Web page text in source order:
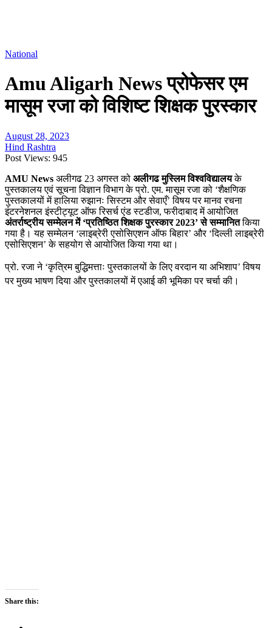
National
Amu Aligarh News प्रोफेसर एम
मासूम रजा को विशिष्ट शिक्षक पुरस्कार
August 28, 2023
Hind Rashtra
Post Views: 945
AMU News अलीगढ 23 अगस्त को अलीगढ मुस्लिम विश्वविद्यालयके
पुस्तकालय एवं सूचना विज्ञान विभाग के प्रो. एम. मासूम रजा को ‘शैक्षणिक
पुस्तकालयों में हालिया रुझानः सिस्टम और सेवाएँ’ विषय पर मानव रचना
इंटरनेशनल इंस्टीट्यूट ऑफ रिसर्च एंड स्टडीज, फरीदाबाद में आयोजित
अंतर्राष्ट्रीय सम्मेलन में ‘प्रतिष्ठित शिक्षक पुरस्कार 2023’से सम्मानितकिया
गया है। यह सम्मेलन ‘लाइब्रेरी एसोसिएशन ऑफ बिहार’ और ‘दिल्ली लाइब्रेरी
एसोसिएशन’ के सहयोग से आयोजित किया गया था।
प्रो. रजा ने ‘कृत्रिम बुद्धिमत्ताः पुस्तकालयों के लिए वरदान या अभिशाप’ विषय
पर मुख्य भाषण दिया और पुस्तकालयों में एआई की भूमिका पर चर्चा की।
Share this: